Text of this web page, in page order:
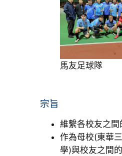
馬友足球隊
宗旨
維繫各校友之間
作為母校(東華
學)與校友之間